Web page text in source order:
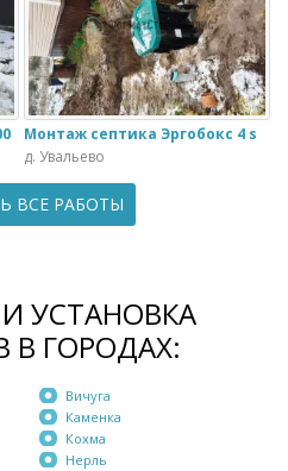
Монтаж септика Эргобокс 4 s
д. Увальево
ВСЕ РАБОТЫ
УСТАНОВКА
В ГОРОДАХ:
Вичуга
Каменка
Кохма
Нерль